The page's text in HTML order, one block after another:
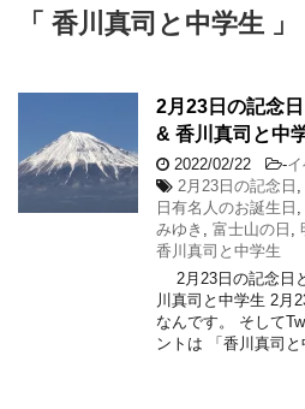
「 香川真司と中学生
2月23日の記念
& 香川真司と中
2022/02/22 -
2月23日の記念日
日有名人のお誕生日
みゆき
富士山の日
香川真司と中学生
2月23日の記念日
川真司と中学生 2月
なんです。 そして
ントは 「香川真司と